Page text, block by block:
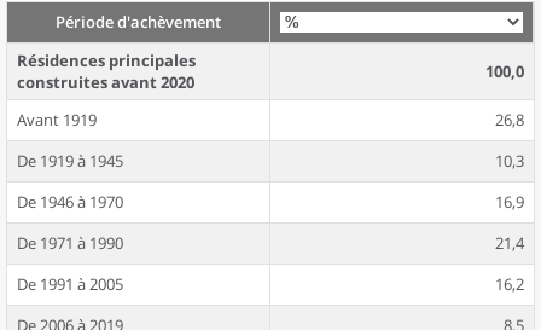
Période d'achèvement
Résidences principales
construites avant 2020
100,0
Avant 1919
26,8
De 1919 à 1945
10,3
De 1946 à 1970
16,9
De 1971 à 1990
21,4
De 1991 à 2005
16,2
De 2006 à 2019
8,5